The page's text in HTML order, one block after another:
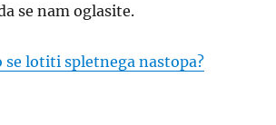
se nam oglasite.
se lotiti spletnega nastopa?